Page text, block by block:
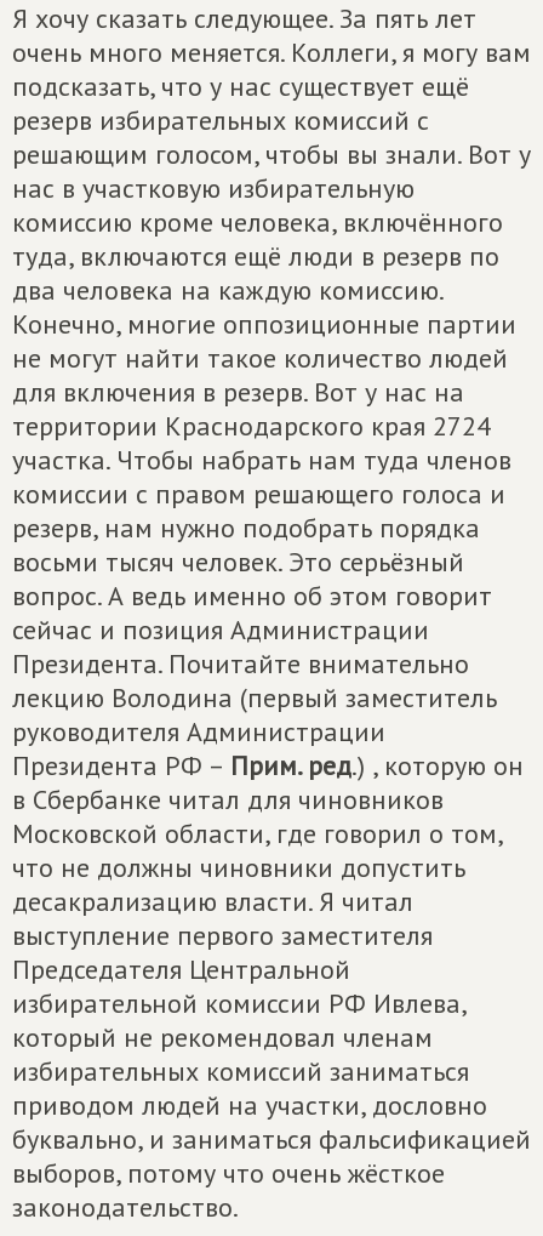
Я хочу сказать следующее. За пять лет
очень много меняется. Коллеги, я могу вам
подсказать, что у нас существует ещё
резерв избирательных комиссий с
решающим голосом, чтобы вы знали. Вот у
нас в участковую избирательную
комиссию кроме человека, включённого
туда, включаются ещё люди в резерв по
два человека на каждую комиссию.
Конечно, многие оппозиционные партии
не могут найти такое количество людей
для включения в резерв. Вот у нас на
территории Краснодарского края 2724
участка. Чтобы набрать нам туда членов
комиссии с правом решающего голоса и
резерв, нам нужно подобрать порядка
восьми тысяч человек. Это серьёзный
вопрос. А ведь именно об этом говорит
сейчас и позиция Администрации
Президента. Почитайте внимательно
лекцию Володина (первый заместитель
руководителя Администрации
Президента РФ – Прим. ред.) , которую он
в Сбербанке читал для чиновников
Московской области, где говорил о том,
что не должны чиновники допустить
десакрализацию власти. Я читал
выступление первого заместителя
Председателя Центральной
избирательной комиссии РФ Ивлева,
который не рекомендовал членам
избирательных комиссий заниматься
приводом людей на участки, дословно
буквально, и заниматься фальсификацией
выборов, потому что очень жёсткое
законодательство.